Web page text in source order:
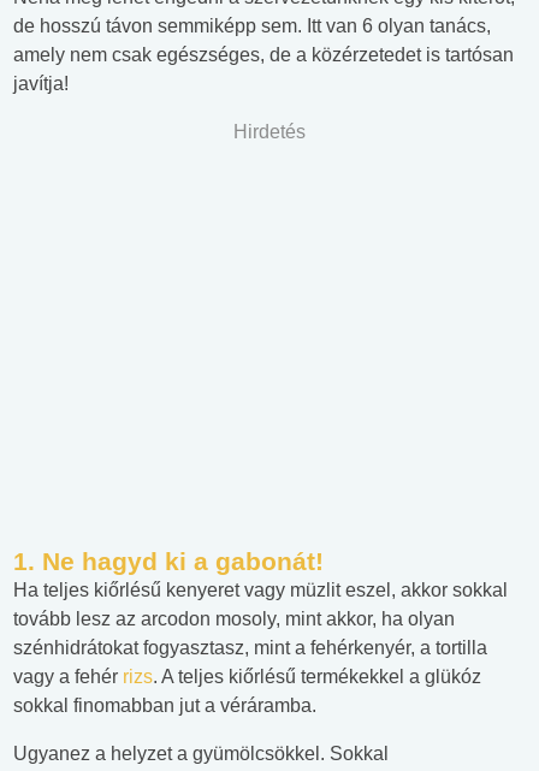
de hosszú távon semmiképp sem. Itt van 6 olyan tanács,
amely nem csak egészséges, de a közérzetedet is tartósan
javítja!
Hirdetés
1. Ne hagyd ki a gabonát!
Ha teljes kiőrlésű kenyeret vagy müzlit eszel, akkor sokkal
tovább lesz az arcodon mosoly, mint akkor, ha olyan
szénhidrátokat fogyasztasz, mint a fehérkenyér, a tortilla
vagy a fehér rizs. A teljes kiőrlésű termékekkel a glükóz
sokkal finomabban jut a véráramba.
Ugyanez a helyzet a gyümölcsökkel. Sokkal